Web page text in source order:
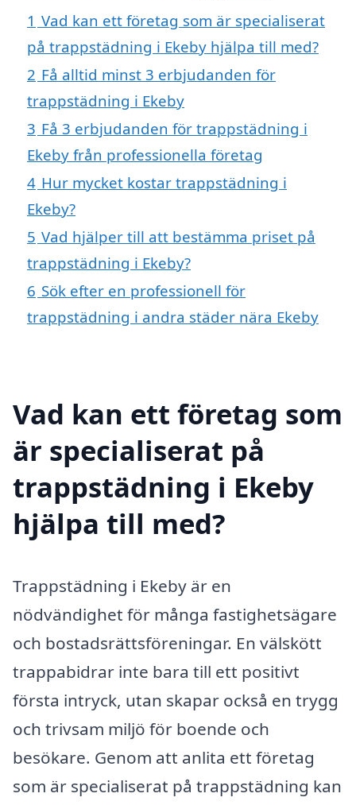
1 Vad kan ett företag som är specialiserat
på trappstädning i Ekeby hjälpa till med?
2 Få alltid minst 3 erbjudanden för
trappstädning i Ekeby
3 Få 3 erbjudanden för trappstädning i
Ekeby från professionella företag
4 Hur mycket kostar trappstädning i
Ekeby?
5 Vad hjälper till att bestämma priset på
trappstädning i Ekeby?
6 Sök efter en professionell för
trappstädning i andra städer nära Ekeby
Vad kan ett företag som
är specialiserat på
trappstädning i Ekeby
hjälpa till med?
Trappstädning i Ekeby är en
nödvändighet för många fastighetsägare
och bostadsrättsföreningar. En välskött
trappabidrar inte bara till ett positivt
första intryck, utan skapar också en trygg
och trivsam miljö för boende och
besökare. Genom att anlita ett företag
som är specialiserat på trappstädning kan